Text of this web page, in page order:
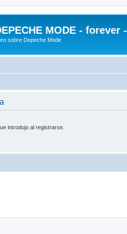
MODE - forever -
sobre Depeche Mode
introdujo al registrarse.